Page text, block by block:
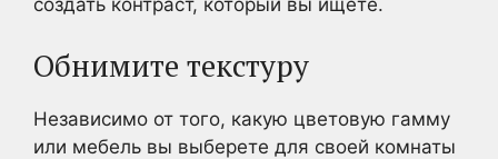
создать контраст, который вы ищете.
Обнимите текстуру
Независимо от того, какую цветовую гамму
или мебель вы выберете для своей комнаты